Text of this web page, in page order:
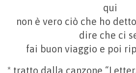
qui
non è vero ciò che ho
dire che ci
fai buon viaggio e poi
* tratto dalla canzone